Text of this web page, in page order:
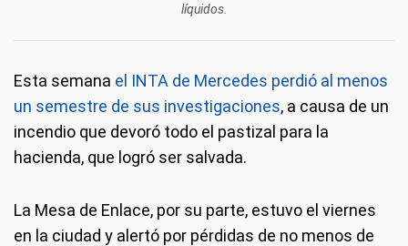
líquidos.
Esta semana el INTA de Mercedes perdió al menos
un semestre de sus investigaciones, a causa de un
incendio que devoró todo el pastizal para la
hacienda, que logró ser salvada.
La Mesa de Enlace, por su parte, estuvo el viernes
en la ciudad y alertó por pérdidas de no menos de